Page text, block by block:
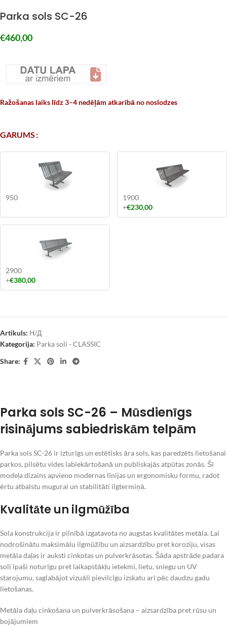
Parka sols SC-26
€460,00
Ražošanas laiks līdz 3–4 nedēļām atkarībā no noslodzes
GARUMS
950
1900
+€230,00
2900
+€380,00
Artikuls: Н/Д
Kategorija: Parka soli - CLASSIC
Share:
Parka sols SC-26 – Mūsdienīgs
risinājums sabiedriskām telpām
Parka sols SC-26 ir izturīgs un estētisks āra sols, kas paredzēts lietošanai
parkos, pilsētu vides labiekārtošanā un publiskajās atpūtas zonās. Šī
modeļa dizains apvieno modernas līnijas un ergonomisku formu, radot
ērtu atbalstu mugurai un stabilitāti ilgtermiņā.
Kvalitāte un ilgmūžība
Sola konstrukcija ir pilnībā izgatavota no augstas kvalitātes metāla. Lai
nodrošinātu maksimālu ilgmūžību un aizsardzību pret koroziju, visas
metāla daļas ir auksti cinkotas un pulverkrāsotas. Šāda apstrāde padara
soli īpaši noturīgu pret laikapstākļu ietekmi, lietu, sniegu un UV
starojumu, saglabājot vizuāli pievilcīgu izskatu arī pēc daudzu gadu
lietošanas.
Metāla daļu cinkošana un pulverkrāsošana – aizsardzība pret rūsu un
bojājumiem